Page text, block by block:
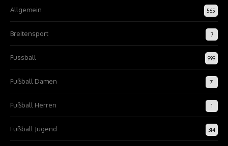
Allgemein 565
Breitensport 7
Fussball 999
Fußball Damen 71
Fußball Herren 1
Fußball Jugend 314